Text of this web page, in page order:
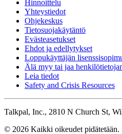
Hinnoittelu
Yhteystiedot
Ohjekeskus
Tietosuojakäytäntö
Evästeasetukset
Ehdot ja edellytykset
Loppukäyttäjän
Älä myy tai jaa
Leia tiedot
Safety and Crisis Resources
Talkpal, Inc., 2810 N Church St,
© 2026 Kaikki oikeudet pidätetään.